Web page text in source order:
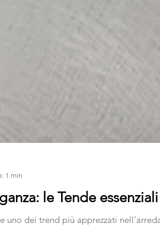
le Tende
Il minimalismo
1 min